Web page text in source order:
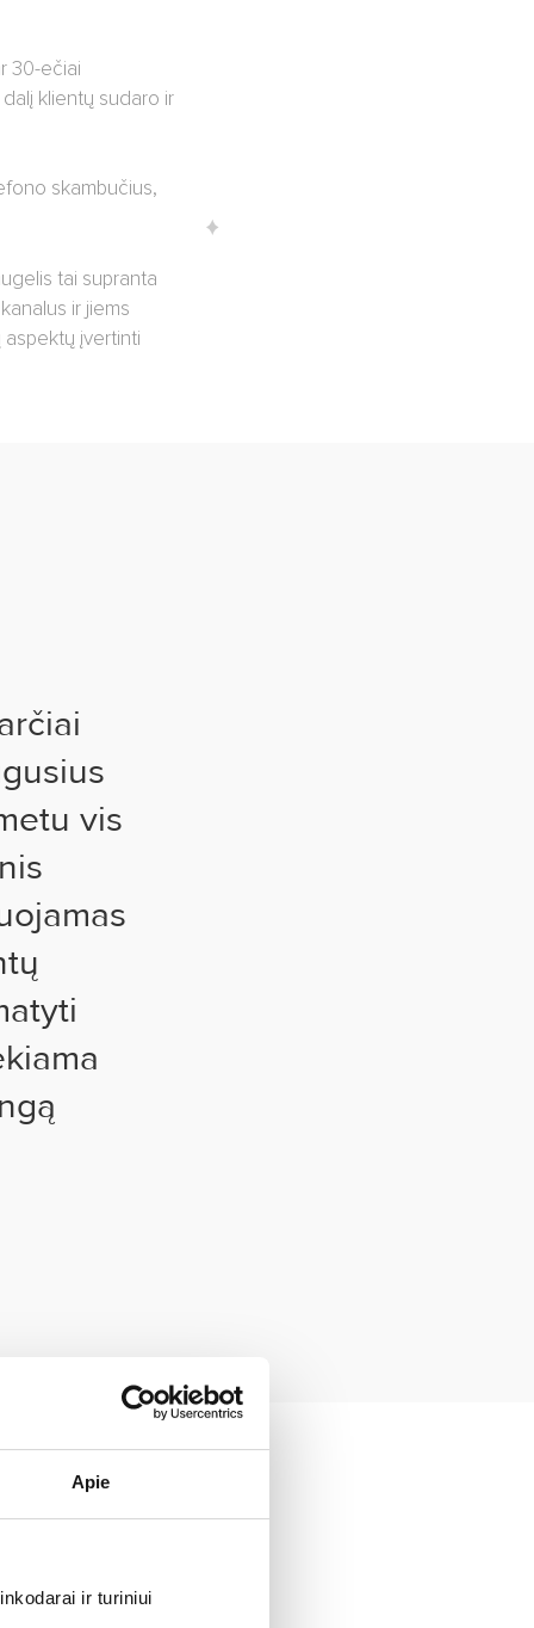
Apie
ir turiniui
30-ečiai
klientų sudaro ir
skambučius,
tai supranta
ir jiems
įvertinti
vis
pavyzdžiui: